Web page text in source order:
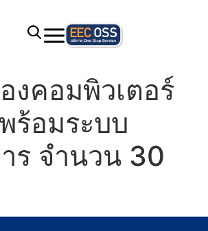
งคอมพิวเตอร์
ร้อมระบบ
ร จำนวน 30